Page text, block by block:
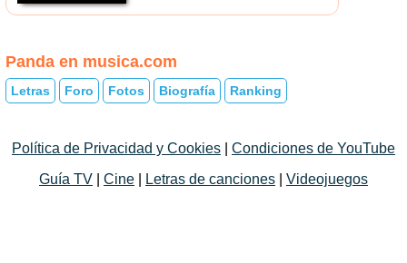
Panda en musica.com
Letras Foro Fotos Biografía Ranking
Política de Privacidad y Cookies
Condiciones de YouTube
Guía TV
Cine Letras de canciones Videojuegos